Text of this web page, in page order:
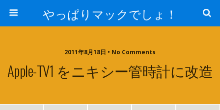
やっぱりマックでしょ！
2011年8月18日 • No Comments
Apple-TV1 をニキシー管時計に改造